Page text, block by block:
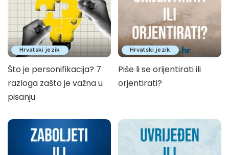
Hrvatski jezik
Što je personifikacija? 7
razloga zašto je važna u
pisanju
Hrvatski jezik
Piše li se orijentirati ili
orjentirati?